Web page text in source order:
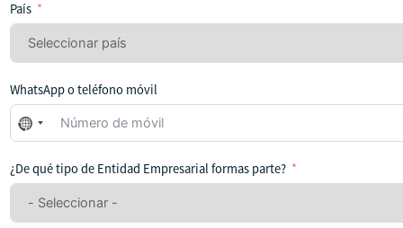
País
WhatsApp o teléfono móvil
No
se
seleccionado
ningún
¿De qué tipo de Entidad Empresarial formas parte?